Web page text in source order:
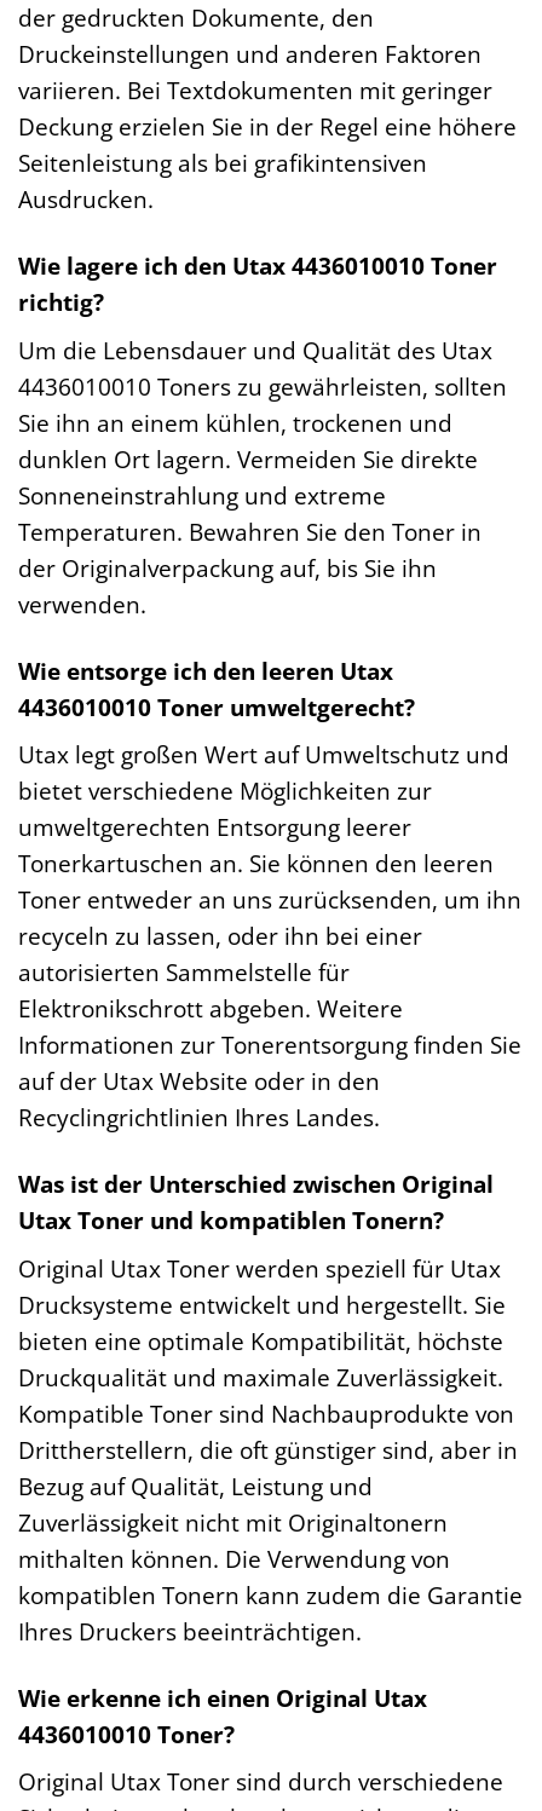
der gedruckten Dokumente, den
Druckeinstellungen und anderen Faktoren
variieren. Bei Textdokumenten mit geringer
Deckung erzielen Sie in der Regel eine höhere
Seitenleistung als bei grafikintensiven
Ausdrucken.
Wie lagere ich den Utax 4436010010 Toner
richtig?
Um die Lebensdauer und Qualität des Utax
4436010010 Toners zu gewährleisten, sollten
Sie ihn an einem kühlen, trockenen und
dunklen Ort lagern. Vermeiden Sie direkte
Sonneneinstrahlung und extreme
Temperaturen. Bewahren Sie den Toner in
der Originalverpackung auf, bis Sie ihn
verwenden.
Wie entsorge ich den leeren Utax
4436010010 Toner umweltgerecht?
Utax legt großen Wert auf Umweltschutz und
bietet verschiedene Möglichkeiten zur
umweltgerechten Entsorgung leerer
Tonerkartuschen an. Sie können den leeren
Toner entweder an uns zurücksenden, um ihn
recyceln zu lassen, oder ihn bei einer
autorisierten Sammelstelle für
Elektronikschrott abgeben. Weitere
Informationen zur Tonerentsorgung finden Sie
auf der Utax Website oder in den
Recyclingrichtlinien Ihres Landes.
Was ist der Unterschied zwischen Original
Utax Toner und kompatiblen Tonern?
Original Utax Toner werden speziell für Utax
Drucksysteme entwickelt und hergestellt. Sie
bieten eine optimale Kompatibilität, höchste
Druckqualität und maximale Zuverlässigkeit.
Kompatible Toner sind Nachbauprodukte von
Drittherstellern, die oft günstiger sind, aber in
Bezug auf Qualität, Leistung und
Zuverlässigkeit nicht mit Originaltonern
mithalten können. Die Verwendung von
kompatiblen Tonern kann zudem die Garantie
Ihres Druckers beeinträchtigen.
Wie erkenne ich einen Original Utax
4436010010 Toner?
Original Utax Toner sind durch verschiedene